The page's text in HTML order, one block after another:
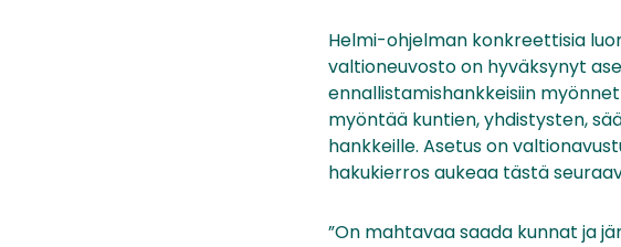
Helmi-ohjelman konkreettisia
valtioneuvosto on hyväksynyt
ennallistamishankkeisiin
myöntää kuntien, yhdistysten,
hankkeille. Asetus on
hakukierros aukeaa tästä
”On mahtavaa saada kunnat ja